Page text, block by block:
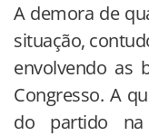
A demora de
situação,
envolvendo as
Congresso. A
do partido na